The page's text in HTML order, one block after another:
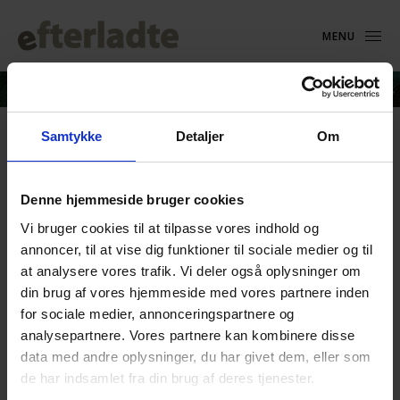
Samtykke Detaljer Om
Denne hjemmeside bruger cookies
Vi bruger cookies til at tilpasse vores indhold og
annoncer, til at vise dig funktioner til sociale medier og til
at analysere vores trafik. Vi deler også oplysninger om
din brug af vores hjemmeside med vores partnere inden
for sociale medier, annonceringspartnere og
analysepartnere. Vores partnere kan kombinere disse
data med andre oplysninger, du har givet dem, eller som
de har indsamlet fra din brug af deres tjenester.
MENU
Karen-Ingeborg Jacobsen
27. november 2021